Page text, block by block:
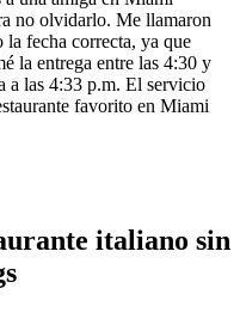
no olvidarlo. Me llamaron
la fecha correcta, ya que
la entrega entre las 4:30 y
a las 4:33 p.m. El servicio
favorito en Miami
italiano sin